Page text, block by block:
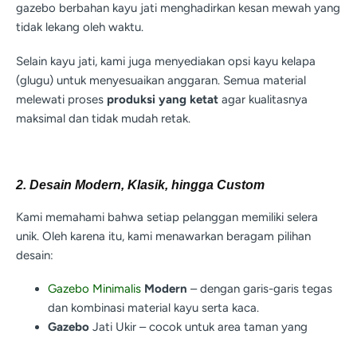
gazebo berbahan kayu jati menghadirkan kesan mewah yang
tidak lekang oleh waktu.
Selain kayu jati, kami juga menyediakan opsi kayu kelapa
(glugu) untuk menyesuaikan anggaran. Semua material
melewati proses produksi yang ketat agar kualitasnya
maksimal dan tidak mudah retak.
2. Desain Modern, Klasik, hingga Custom
Kami memahami bahwa setiap pelanggan memiliki selera
unik. Oleh karena itu, kami menawarkan beragam pilihan
desain:
Gazebo Minimalis Modern – dengan garis-garis tegas
dan kombinasi material kayu serta kaca.
Gazebo Jati Ukir – cocok untuk area taman yang